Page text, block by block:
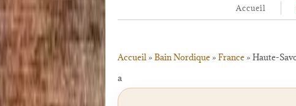
Accueil
Accueil » Bain Nordique » France » Haute-
a